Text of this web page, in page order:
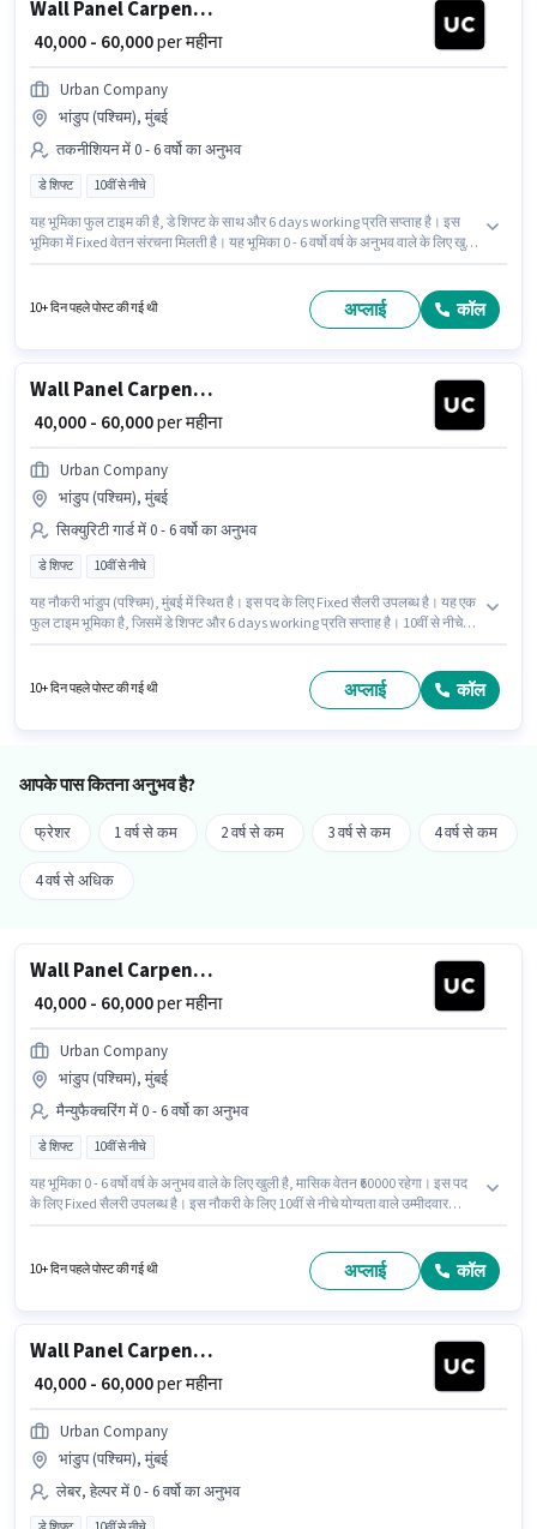
Wall Panel Carpenter
₹ 40,000 - 60,000per महीना
Urban Company
भांडुप (पश्चिम), मुंबई
तकनीशियन में 0 - 6 वर्षो का अनुभव
डे शिफ्ट 10वीं से नीचे
यह भूमिका फुल टाइम की है, डे शिफ्ट के साथ और 6 days working प्रति सप्ताह है। इस
भूमिका में Fixed वेतन संरचना मिलती है। यह भूमिका 0 - 6 वर्षो वर्ष के अनुभव वाले के लिए खुली
तकनीशियन श्रेणी में Wall Panel Carpenter के रूप में जुड़ें।
10+ दिन पहले पोस्ट की गई थी अप्लाई कॉल
Wall Panel Carpenter
₹ 40,000 - 60,000per महीना
Urban Company
भांडुप (पश्चिम), मुंबई
सिक्युरिटी गार्ड में 0 - 6 वर्षो का अनुभव
डे शिफ्ट 10वीं से नीचे
यह नौकरी भांडुप (पश्चिम), मुंबई में स्थित है। इस पद के लिए Fixed सैलरी उपलब्ध है। यह एक
फुल टाइम भूमिका है, जिसमें डे शिफ्ट और 6 days working प्रति सप्ताह है। 10वीं से नीचे
में Wall Panel Carpenter पद के लिए सक्रिय रूप से हायर कर रहा है।
10+ दिन पहले पोस्ट की गई थी अप्लाई कॉल
आपके पास कितना अनुभव है?
फ्रेशर 1 वर्ष से कम 2 वर्ष से कम 3 वर्ष से कम 4 वर्ष से कम
4 वर्ष से अधिक
Wall Panel Carpenter
₹ 40,000 - 60,000per महीना
Urban Company
भांडुप (पश्चिम), मुंबई
मैन्युफैक्चरिंग में 0 - 6 वर्षो का अनुभव
डे शिफ्ट 10वीं से नीचे
यह भूमिका 0 - 6 वर्षो वर्ष के अनुभव वाले के लिए खुली है, मासिक वेतन ₹60000 रहेगा। इस पद
के लिए Fixed सैलरी उपलब्ध है। इस नौकरी के लिए 10वीं से नीचे योग्यता वाले उम्मीदवार
मैन्युफैक्चरिंग श्रेणी में Wall Panel Carpenter पद के लिए सक्रिय रूप से हायर कर रहा है।
10+ दिन पहले पोस्ट की गई थी अप्लाई कॉल
Wall Panel Carpenter
₹ 40,000 - 60,000per महीना
Urban Company
भांडुप (पश्चिम), मुंबई
लेबर, हेल्पर में 0 - 6 वर्षो का अनुभव